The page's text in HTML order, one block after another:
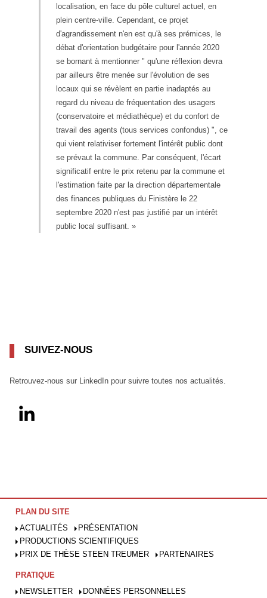
localisation, en face du pôle culturel actuel, en
plein centre-ville. Cependant, ce projet
d'agrandissement n'en est qu'à ses prémices, le
débat d'orientation budgétaire pour l'année 2020
se bornant à mentionner " qu'une réflexion devra
par ailleurs être menée sur l'évolution de ses
locaux qui se révèlent en partie inadaptés au
regard du niveau de fréquentation des usagers
(conservatoire et médiathèque) et du confort de
travail des agents (tous services confondus) ", ce
qui vient relativiser fortement l'intérêt public dont
se prévaut la commune. Par conséquent, l'écart
significatif entre le prix retenu par la commune et
l'estimation faite par la direction départementale
des finances publiques du Finistère le 22
septembre 2020 n'est pas justifié par un intérêt
public local suffisant. »
SUIVEZ-NOUS
Retrouvez-nous sur LinkedIn pour suivre toutes nos actualités.
PLAN DU SITE
ACTUALITÉS
PRÉSENTATION
PRODUCTIONS SCIENTIFIQUES
PRIX DE THÈSE STEEN TREUMER
PARTENAIRES
PRATIQUE
NEWSLETTER
DONNÉES PERSONNELLES